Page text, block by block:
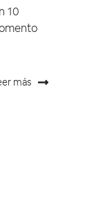
10
más